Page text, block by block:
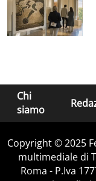
Chi
siamo
Copyright © 2025
multimediale di
Roma - P.Iva